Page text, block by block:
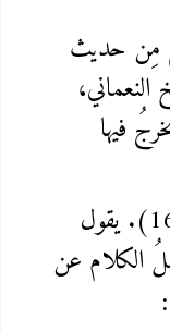
مِن حديث
فيها
في صفحة 317 – الحديث رقم (16). يقول
الكلام عن